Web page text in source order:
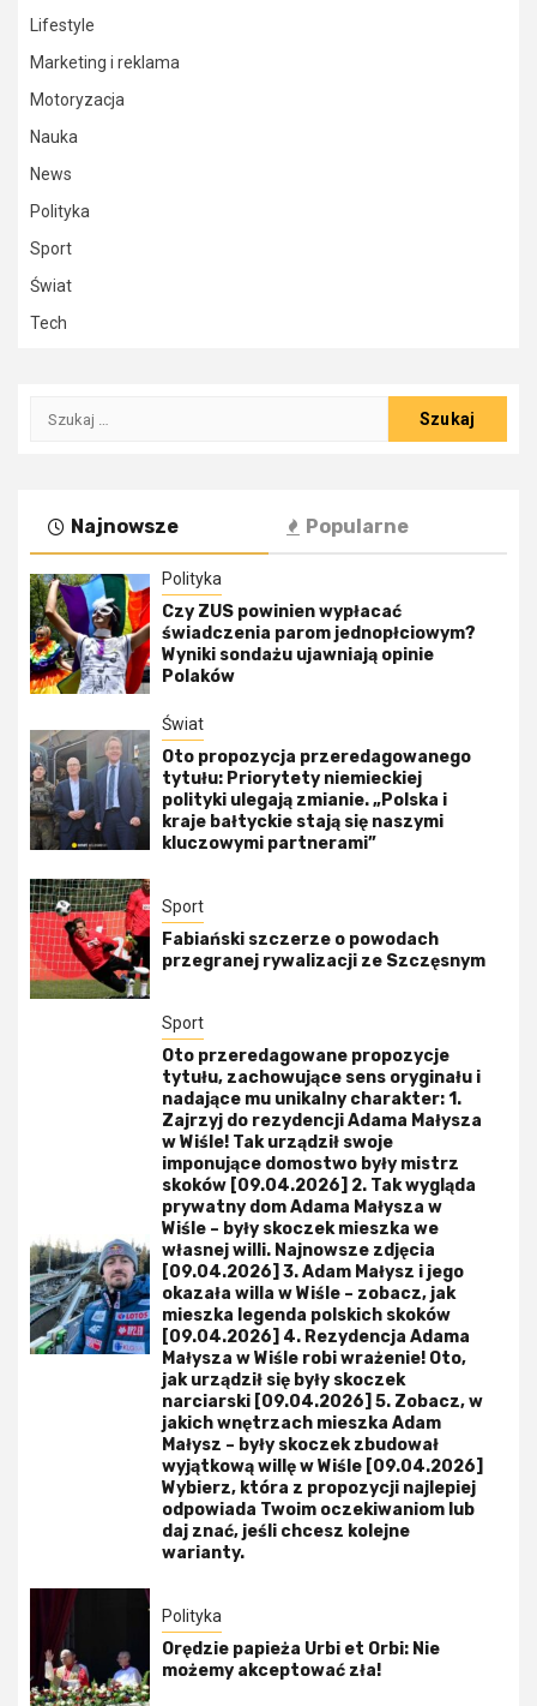
Lifestyle
Marketing i reklama
Motoryzacja
Nauka
News
Polityka
Sport
Świat
Tech
Szukaj:
Najnowsze Popularne
Polityka
Czy ZUS powinien wypłacać
świadczenia parom jednopłciowym?
Wyniki sondażu ujawniają opinie
Polaków
Świat
Oto propozycja przeredagowanego
tytułu: Priorytety niemieckiej
polityki ulegają zmianie. „Polska i
kraje bałtyckie stają się naszymi
kluczowymi partnerami”
Sport
Fabiański szczerze o powodach
przegranej rywalizacji ze Szczęsnym
Sport
Oto przeredagowane propozycje
tytułu, zachowujące sens oryginału i
nadające mu unikalny charakter: 1.
Zajrzyj do rezydencji Adama Małysza
w Wiśle! Tak urządził swoje
imponujące domostwo były mistrz
skoków [09.04.2026] 2. Tak wygląda
prywatny dom Adama Małysza w
Wiśle – były skoczek mieszka we
własnej willi. Najnowsze zdjęcia
[09.04.2026] 3. Adam Małysz i jego
okazała willa w Wiśle – zobacz, jak
mieszka legenda polskich skoków
[09.04.2026] 4. Rezydencja Adama
Małysza w Wiśle robi wrażenie! Oto,
jak urządził się były skoczek
narciarski [09.04.2026] 5. Zobacz, w
jakich wnętrzach mieszka Adam
Małysz – były skoczek zbudował
wyjątkową willę w Wiśle [09.04.2026]
Wybierz, która z propozycji najlepiej
odpowiada Twoim oczekiwaniom lub
daj znać, jeśli chcesz kolejne
warianty.
Polityka
Orędzie papieża Urbi et Orbi: Nie
możemy akceptować zła!